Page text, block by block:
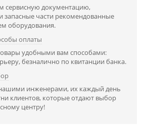
сервисную документацию,
запасные части рекомендованные
оборудования.
оплаты
удобными вам способами:
безналично по квитанции банка.
инженерами, их каждый день
клиентов, которые отдают выбор
центру!